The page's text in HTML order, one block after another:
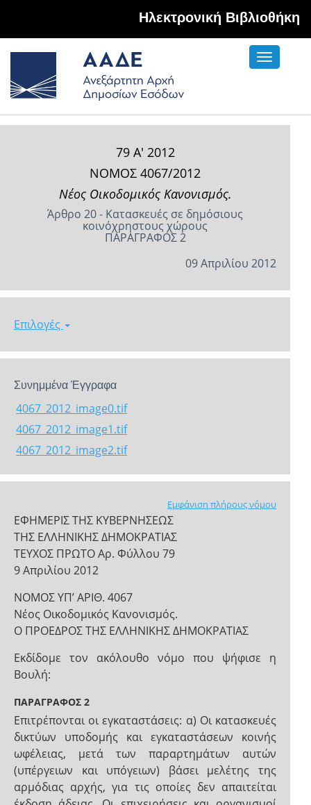
Hλεκτρονική Βιβλιοθήκη
Toggle
79 Α' 2012
ΝΟΜΟΣ 4067/2012
Νέος Οικοδομικός Κανονισμός.
Άρθρο 20 - Κατασκευές σε δημόσιους
κοινόχρηστους χώρους
ΠΑΡΑΓΡΑΦΟΣ 2
09 Απριλίου 2012
Επιλογές
Συνημμένα Έγγραφα
4067_2012_image0.tif
4067_2012_image1.tif
4067_2012_image2.tif
Εμφάνιση πλήρους νόμου
ΕΦΗΜΕΡΙΣ ΤΗΣ ΚΥΒΕΡΝΗΣΕΩΣ
ΤΗΣ ΕΛΛΗΝΙΚΗΣ ΔΗΜΟΚΡΑΤΙΑΣ
ΤΕΥΧΟΣ ΠΡΩΤΟ Αρ. Φύλλου 79
9 Απριλίου 2012
NOMOΣ ΥΠ’ ΑΡΙΘ. 4067
Νέος Οικοδομικός Κανονισμός.
Ο ΠΡΟΕΔΡΟΣ ΤΗΣ ΕΛΛΗΝΙΚΗΣ ΔΗΜΟΚΡΑΤΙΑΣ
Εκδίδομε τον ακόλουθο νόμο που ψήφισε η
Βουλή:
ΠΑΡΑΓΡΑΦΟΣ 2
Επιτρέπονται οι εγκαταστάσεις: α) Οι κατασκευές
δικτύων υποδομής και εγκαταστάσεων κοινής
ωφέλειας, μετά των παραρτημάτων αυτών
(υπέργειων και υπόγειων) βάσει μελέτης της
αρμόδιας αρχής, για τις οποίες δεν απαιτείται